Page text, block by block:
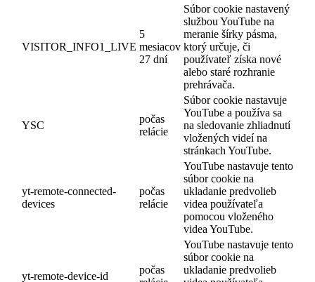
VISITOR_INFO1_LIVE
5
mesiacov
27 dní
Súbor cookie nastavený
službou YouTube na
meranie šírky pásma,
ktorý určuje, či
používateľ získa nové
alebo staré rozhranie
prehrávača.
YSC
počas
relácie
Súbor cookie nastavuje
YouTube a používa sa
na sledovanie zhliadnutí
vložených videí na
stránkach YouTube.
yt-remote-connected-
devices
počas
relácie
YouTube nastavuje tento
súbor cookie na
ukladanie predvolieb
videa používateľa
pomocou vloženého
videa YouTube.
yt-remote-device-id
počas
YouTube nastavuje tento
súbor cookie na
ukladanie predvolieb